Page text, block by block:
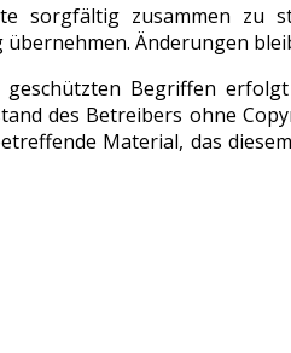
sorgfältig zusammen zu
Änderungen
Begriffen
des Betreibers ohne
Material, das